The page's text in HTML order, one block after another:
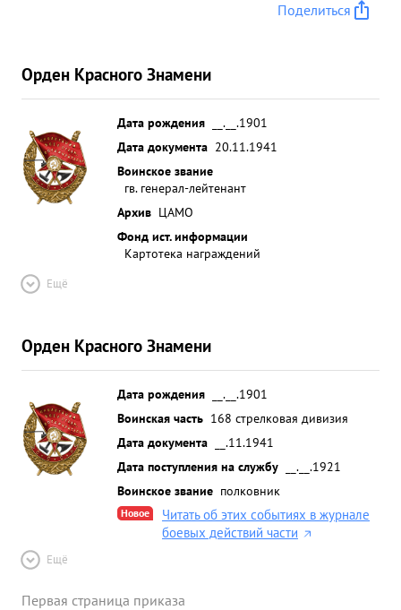
Поделиться
Орден Красного Знамени
Дата рождения
__.__.1901
Дата документа 20.11.1941
Воинское звание
гв. генерал-лейтенант
Архив ЦАМО
Фонд ист. информации
Картотека награждений
Ещё
Орден Красного Знамени
Дата рождения
__.__.1901
Воинская часть 168 стрелковая дивизия
Дата документа
__.11.1941
Дата поступления на службу
__.__.1921
Воинское звание полковник
Новое
Читать об этих событиях в журнале
боевых действий части
Ещё
Первая страница приказа